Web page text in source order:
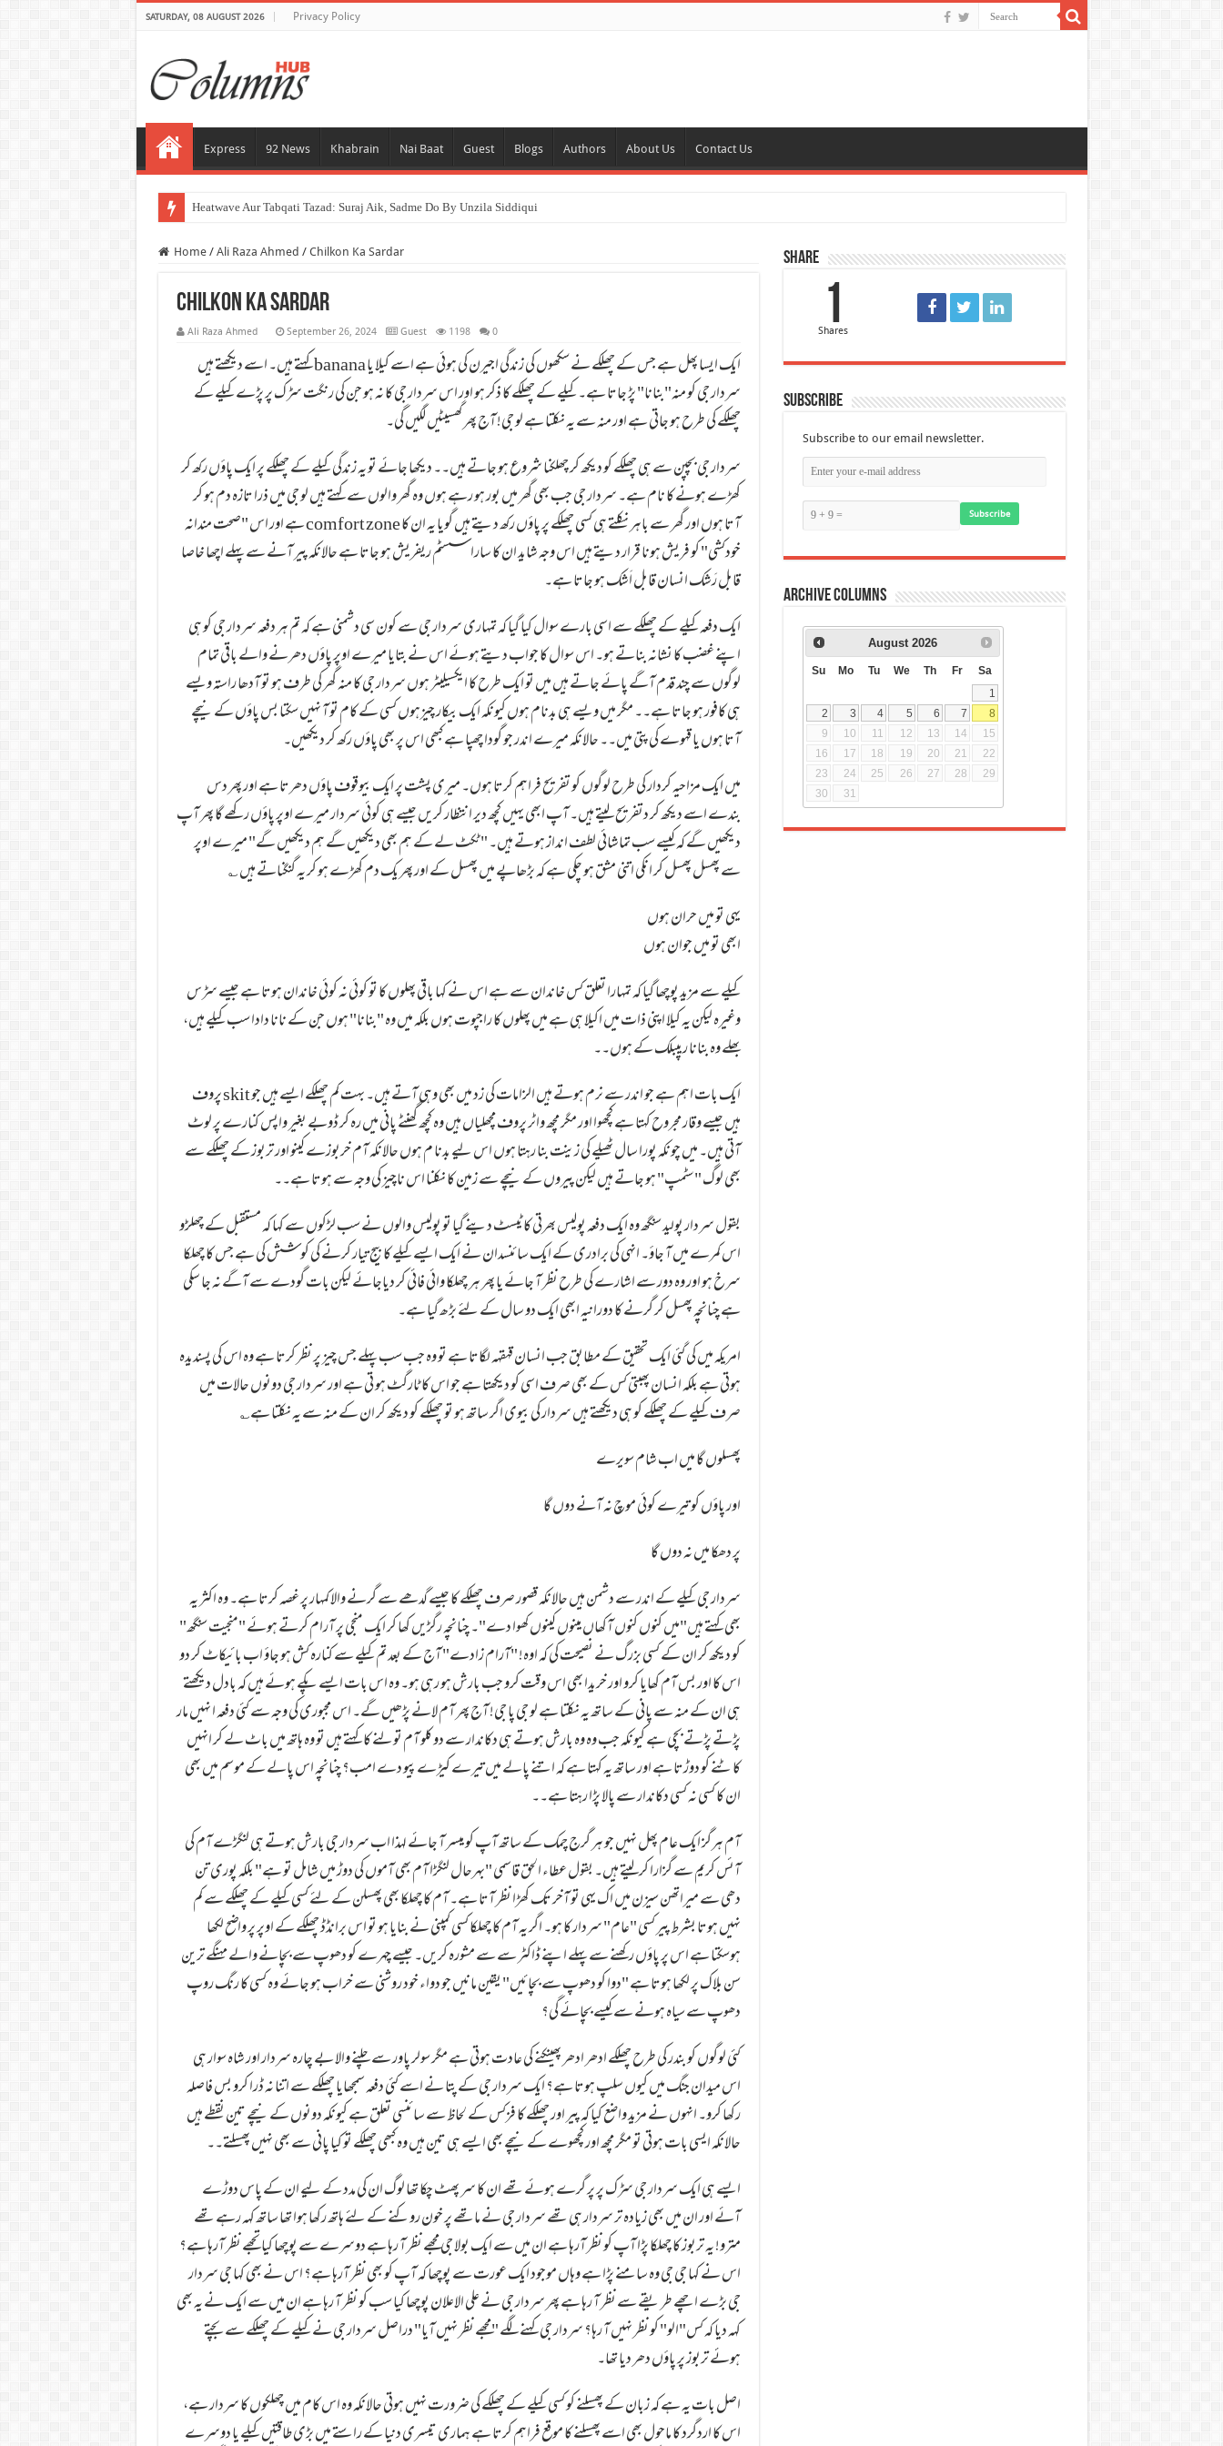
SATURDAY, 08 AUGUST 2026 Privacy Policy
Express 92 News Khabrain Nai Baat Guest Blogs Authors About Us Contact Us
Heatwave Aur
Home / Ali Raza Ahmed / Chilkon Ka Sardar
Chilkon Ka Sardar
Ali Raza Ahmed September 26, 2024 Guest 1198 0
ایک ایسا پھل ہے جس کے چھلکے نے سکھوں کی زندگی اجیرن کی ہوئی ہے اسے کیلا یا banana کہتے ہیں۔ اسے دیکھتے ہیں
سردار جی کو منہ"بنانا" پڑ جاتا ہے۔ کیلے کے چھلکے کا ذکر ہو اور اس سردار جی کا نہ ہو جن کی رنگت سڑک پر پڑے کیلے کے
چھلکے کی طرح ہو جاتی ہے اور منہ سے یہ نکلتا ہے لو جی! آج پھر گھسیٹیں لگیں گی۔
سردار جی بچپن سے ہی چھلکے کو دیکھ کر چھلکنا شروع ہو جاتے ہیں۔۔ دیکھا جائے تو یہ زندگی کیلے کے چھلکے پر ایک پاؤں رکھ کر
کھڑے ہونے کا نام ہے۔ سردار جی جب بھی گھر میں بور ہو رہے ہوں وہ گھر والوں سے کہتے ہیں لو جی میں ذرا تازہ دم ہو کر
آتا ہوں اور گھر سے باہر نکلتے ہی کسی چھلکے پر پاؤں رکھ دیتے ہیں گویا یہ ان کا comfort zone ہے اور اس "صحت مندانہ
خودکشی" کو فریش ہونا قرار دیتے ہیں اس وجہ شاید ان کا سارا سسٹم ریفریش ہو جاتا ہے حالانکہ پیر آنے سے پہلے اچھا خاصا
قابل رَشک انسان قابل اَشک ہو جاتا ہے۔
ایک دفعہ کیلے کے چھلکے سے اسی بارے سوال کیا گیا کہ تمہاری سردار جی سے کون سی دشمنی ہے کہ تم ہر دفعہ سردار جی کو ہی
اپنے غضب کا نشانہ بناتے ہو۔ اس سوال کا جواب دیتے ہوئے اس نے بتایا میرے اوپر پاؤں دھرنے والے باقی تمام
لوگوں سے چند قدم آگے پائے جاتے ہیں میں تو ایک طرح کا ایکسیلیٹر ہوں سردار جی کا منہ گھر کی طرف ہو تو آدھا راستہ ویسے
ہی کافور ہو جاتا ہے۔۔ مگر میں ویسے ہی بدنام ہوں کیونکہ ایک بیکار چیزہوں کسی کے کام تو آ نہیں سکتا بس پاؤں کے نیچے
آتا ہوں یا قہوے کی پتی میں۔۔ حالانکہ میرے اندر جو گودا چھپا ہے کبھی اس پر بھی پاؤں رکھ کر دیکھیں۔
میں ایک مزاحیہ کردار کی طرح لوگوں کو تفریح فراہم کرتا ہوں۔ میری پشت پر ایک بیوقوف پاؤں دھرتا ہے اور پھر دس
بندے اسے دیکھ کر دتفریح لیتے ہیں۔ آپ ابھی یہیں کچھ دیر انتظار کریں جیسے ہی کوئی سردار میرے اوپر پاؤں رکھے گا پھر آپ
دیکھیں گے کہ کیسے سب تماشائی لطف انداز ہوتے ہیں۔ "ٹکٹ لے کے ہم بھی دیکھیں گے ہم دیکھیں گے" میرے اوپر
سے پھسل پھسل کر انکی اتنی مشق ہو چکی ہے کہ بڑھاپے میں پھسل کے اور پھر یک دم کھڑے ہو کر یہ گنگناتے ہیں ؎
یہی تو میں حران ہوں
ابھی تو میں جوان ہوں
کیلے سے مزید پوچھا گیا کہ تمہارا تعلق کس خاندان سے ہے اس نے کہا باقی پھلوں کا تو کوئی نہ کوئی خاندان ہوتا ہے جیسے سڑس
وغیرہ لیکن یہ کیلا اپنی ذات میں اکیلا ہی ہے میں پھلوں کا راجپوت ہوں بلکہ میں وہ "بنانا" ہوں جن کے نانا دادا سب کیلے ہیں،
بھلے وہ بنانا ریپبلک کے ہوں۔۔
ایک بات اہم ہے جو اندر سے نرم ہوتے ہیں الزامات کی زد میں بھی وہی آتے ہیں۔ بہت کم چھلکے ایسے ہیں جو skit پروف
ہیں جیسے وقار مجروح کہتا ہے کچھوا اور مگر مچھ واٹر پروف مچھلیاں ہیں وہ کچھ گھنٹے پانی میں رہ کر ڈوبے بغیر واپس کنارے پر لوٹ
آتی ہیں۔ میں چونکہ پورا سال ٹھیلے کی زینت بنا رہتا ہوں اس لیے بدنا م ہوں حالانکہ آم خربوزے کینو اور تربوز کے چھلکے سے
بھی لوگ "سٹمپ" ہو جاتے ہیں لیکن پیروں کے نیچے سے زمین کا نکلنا اس ناچیز کی وجہ سے ہوتا ہے۔۔
بقول سردار پولید سنگھ وہ ایک دفعہ پولیس بھرتی کا ٹیسٹ دینے گیا تو پولیس والوں نے سب لڑکوں سے کہا کہ مستقبل کے چھلڑو
اس کمرے میں آ جاؤ۔ انہی کی برادری کے ایک سائنسدان نے ایک ایسے کیلے کا بیج تیار کرنے کی کوشش کی ہے جس کا چھلکا
سرخ ہو اور وہ دور سے اشارے کی طرح نظر آ جائے یا پھر ہر چھلکا وائی فائی کر دیاجائے لیکن بات گودے سے آگے نہ جا سکی
ہے چنانچہ پھسل کر گرنے کا دورانیہ ابھی ایک دو سال کے لئے بڑھ گیا ہے۔
امریکہ میں کی گئی ایک تحقیق کے مطابق جب انسان قہقہہ لگاتا ہے تو وہ جب سب پہلے جس چیز پر نظر کرتا ہے وہ اس کی پسندیدہ
ہوتی ہے بلکہ انسان پھبتی کس کے بھی صرف اسی کو دیکھتا ہے جو اس کا ٹارگٹ ہو تی ہے اور سردار جی دونوں حالات میں
صرف کیلے کے چھلکے کو ہی دیکھتے ہیں سردار کی بیوی اگر ساتھ ہو تو چھلکے کو دیکھ کر ان کے منہ سے یہ نکلتا ہے؎
پھسلوں گا میں اب شام سویرے
اور پاؤں کو تیرے کوئی موچ نہ آنے دوں گا
پر دھکا میں نہ دوں گا
سردار جی کیلے کے اندر سے دشمن ہیں حالانکہ قصور صرف چھلکے کا جیسے گدھے سے گرنے والا کمہار پر غصہ کرتا ہے۔ وہ اکثر یہ
بھی کہتے ہیں"میں کنوں کنوں آکھاں مینوں کینوں کھوا دے"۔ چنانچہ رگڑیں کھا کر ایک منجی پر آرام کرتے ہوئے "منجیت سنگھ"
کو دیکھ کر ان کے کسی بزرگ نے نصیحت کی کہ اوہ! "آرام زادے" آج کے بعد تم کیلے سے کنارہ کش ہو جاؤ اب بائیکاٹ کر دو
اس کا اور بس آم کھایا کرو اور خریدا بھی اس وقت کرو جب بارش ہو رہی ہو۔ وہ اس بات ایسے پکے ہوئے ہیں کہ بادل دیکھتے
ہی ان کے منہ سے پانی کے ساتھ یہ نکلتا ہے لو جی پا جی! آج پھر آم لانے پڑھیں گے۔ اس مجبوری کی وجہ سے کئی دفعہ ا نہیں مار
پڑتے پڑتے بچی ہے کیونکہ جب وہ وہ بارش ہوتے ہی دکاندار سے دو کلو آم تولنے کا کہتے ہیں تو وہ ہاتھ میں باٹ لے کر انہیں
کاٹنے کو دوڑتا ہے اور ساتھ یہ کہتا ہے کہ اتنے پالے میں تیرے کیڑے پیو دے امب؟ چنانچہ اس پالے کے موسم میں بھی
ان کا کسی نہ کسی دکاندار سے پالا پڑا رہتا ہے۔۔
آم ہرگز ایک عام پھل نہیں جو ہر گرج چمک کے ساتھ آپ کو میسر آ جائے لہذا اب سردار جی بارش ہوتے ہی لنگڑے آم کی
آئس کریم سے گزارا کرلیتے ہیں۔ بقول عطاء الحق قاسمی "بہرحال لنگڑا آم بھی آموں کی دوڑ میں شامل تو ہے" بلکہ پوری تن
دھی سے میراتھن سیزن میں اک یہی تو آخر تک کھڑا نظر آتا ہے۔ آم کا چھلکا بھی پھسلن کے لئے کسی کیلے کے چھلکے سے کم
نہیں ہوتا بشرط پیر کسی "عام" سردار کا ہو۔ اگر یہ آم کا چھلکا کسی کمپنی نے بنایا ہو تو اس برانڈڈ چھلکے کے اوپر پر واضح لکھا
ہوسکتا ہے اس پر پاؤں رکھنے سے پہلے اپنے ڈاکٹر سے سے مشورہ کریں۔ جیسے چہرے کو دھوپ سے بچانے والے مہنگے ترین
سن بلاک پر لکھا ہوتا ہے "دوا کو دھوپ سے بچائیں" یقین مانیں جو دواء خود روشنی سے خراب ہو جائے وہ کسی کا رنگ روپ
دھوپ سے سیاہ ہونے سے کیسے بچائے گی؟
کئی لوگوں کو بندر کی طرح چھلکے ادھر ادھر پھینکنے کی عادت ہوتی ہے مگر سولر پاور سے چلنے والا بے چارہ سردار اور شاہ سوار ہی
اس میدان جنگ میں کیوں سلپ ہوتا ہے؟ ایک سردار جی کے پتا نے اسے کئی دفعہ سمجھایا چھلکے سے اتنا نہ ڈرا کرو بس فاصلہ
رکھا کرو۔ انہوں نے مزید واضع کیا کہ پیر اور چھلکے کا فزکس کے لحاظ سے سائنسی تعلق ہے کیونکہ دونوں کے نیچے تین نقطے ہیں
حالانکہ ایسی بات ہوتی تو مگر مچھ اور کچھوے کے نیچے بھی ایسے ہی تین ہیں وہ کبھی چھلکے تو کیا پانی سے بھی نہیں پھسلتے۔۔
ایسے ہی ایک سردار جی سڑک پر پر گرے ہوئے تھے ان کا سر پھٹ چکا تھا لوگ ان کی مدد کے لیے ان کے پاس دوڑے
آئے اور ان میں بھی زیادہ تر سردار ہی تھے سردار جی نے ماتھے پر خون روکنے کے لئے ہاتھ رکھا ہوا تھا ساتھ کہہ رہے تھے
مترو! یہ تربوز کا چھلکا پڑا آپ کو نظر آرہا ہے ان میں سے ایک بولا جی مجھے نظر آ رہا ہے دوسرے سے پوچھا کیا تجھے نظر آرہا ہے؟
اس نے کہا جی جی وہ سامنے پڑا ہے وہاں موجود ایک عورت سے پوچھا کہ آپ کو بھی نظر آرہا ہے؟ اس نے بھی کہا جی سردار
جی بڑے اچھے طریقے سے نظر آ رہا ہے پھر سردار جی نے علی الاعلان پوچھا کیا سب کو نظر آ رہا ہے ان میں سے ایک نے یہ بھی
کہہ دیا کہ کس"الو" کو نظر نہیں آ رہا؟ سردار جی کہنے لگے "مجھے نظر نہیں آیا" دراصل سردار جی نے کیلے کے چھلکے سے بچتے
ہوئے تربوز پر پاؤں دھر دیا تھا۔
اصل بات یہ ہے کہ زبان کے پھسلنے کو کسی کیلے کے چھلکے کی ضرورت نہیں ہوتی حالانکہ وہ اس کام میں چھلکوں کا سردار ہے،
اس کا اردگرد کا ماحول بھی اسے پھسلنے کا موقع فراہم کرتا ہے ہماری تیسری دنیا کے راستے میں بڑی طاقتیں کیلے یا دوسرے
Share
1
Shares
Subscribe
Subscribe to our email newsletter.
Subscribe
Archive Columns
August 2026
Su Mo Tu We Th Fr
Sa
1
2
3 4 5 6 7
8
9
10 11 12 13 14
15
16
17 18 19 20 21
22
23
24 25 26 27 28
29
30
31